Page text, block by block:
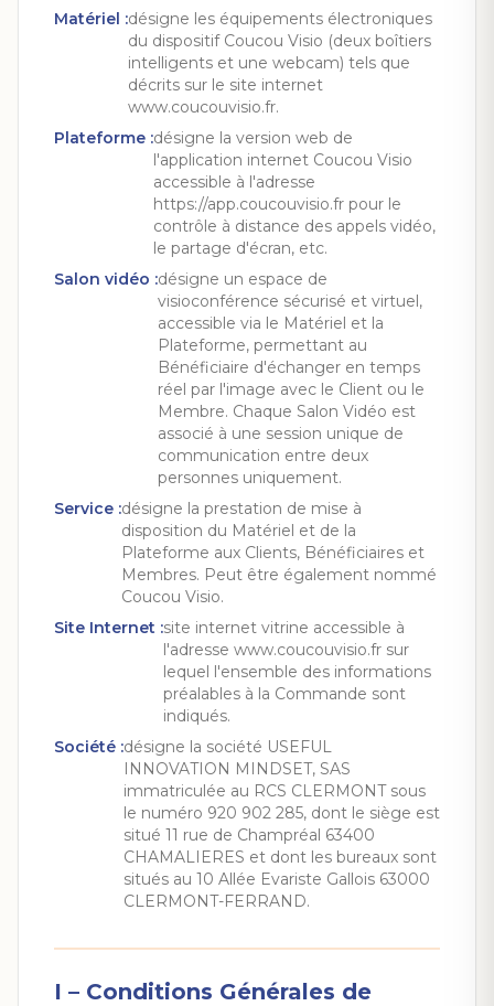
Matériel :désigne les équipements électroniques
du dispositif Coucou Visio (deux boîtiers
intelligents et une webcam) tels que
décrits sur le site internet
www.coucouvisio.fr.
Plateforme :désigne la version web de
l'application internet Coucou Visio
accessible à l'adresse
https://app.coucouvisio.fr pour le
contrôle à distance des appels vidéo,
le partage d'écran, etc.
Salon vidéo :désigne un espace de
visioconférence sécurisé et virtuel,
accessible via le Matériel et la
Plateforme, permettant au
Bénéficiaire d'échanger en temps
réel par l'image avec le Client ou le
Membre. Chaque Salon Vidéo est
associé à une session unique de
communication entre deux
personnes uniquement.
Service :désigne la prestation de mise à
disposition du Matériel et de la
Plateforme aux Clients, Bénéficiaires et
Membres. Peut être également nommé
Coucou Visio.
Site Internet :site internet vitrine accessible à
l'adresse www.coucouvisio.fr sur
lequel l'ensemble des informations
préalables à la Commande sont
indiqués.
Société :désigne la société USEFUL
INNOVATION MINDSET, SAS
immatriculée au RCS CLERMONT sous
le numéro 920 902 285, dont le siège est
situé 11 rue de Champréal 63400
CHAMALIERES et dont les bureaux sont
situés au 10 Allée Evariste Gallois 63000
CLERMONT-FERRAND.
I – Conditions Générales de